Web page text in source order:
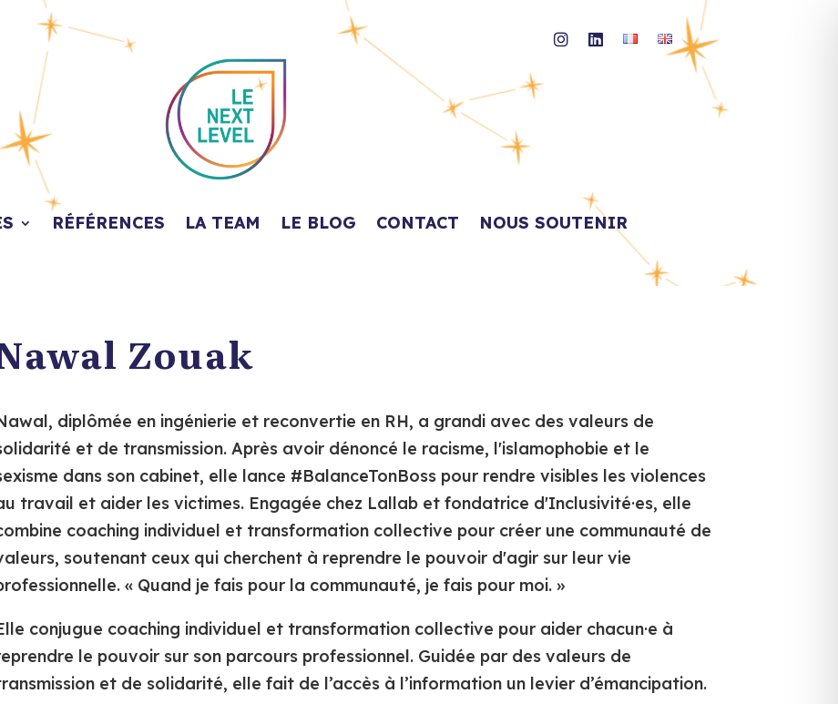
RÉFÉRENCES LA TEAM LE BLOG CONTACT NOUS SOUTENIR
Zouak
diplômée en ingénierie et reconvertie en RH, a grandi avec des valeurs de
et de transmission. Après avoir dénoncé le racisme, l'islamophobie et le
dans son cabinet, elle lance #BalanceTonBoss pour rendre visibles les violences
travail et aider les victimes. Engagée chez Lallab et fondatrice d'Inclusivité·es, elle
coaching individuel et transformation collective pour créer une communauté de
soutenant ceux qui cherchent à reprendre le pouvoir d'agir sur leur vie
« Quand je fais pour la communauté, je fais pour moi. »
conjugue coaching individuel et transformation collective pour aider chacun·e à
le pouvoir sur son parcours professionnel. Guidée par des valeurs de
et de solidarité, elle fait de l’accès à l’information un levier d’émancipation.